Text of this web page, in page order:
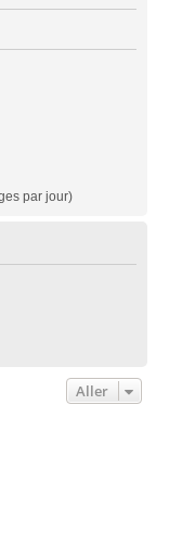
par jour)
Aller